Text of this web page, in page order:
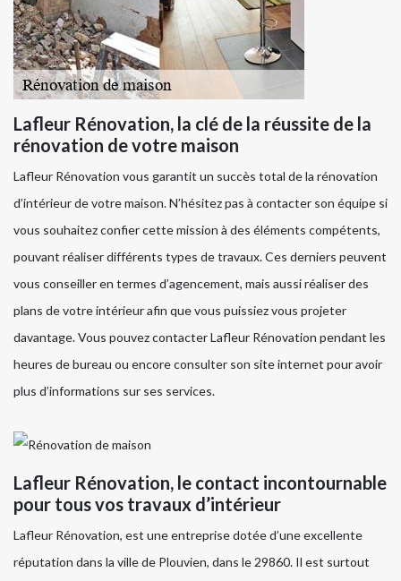
Lafleur Rénovation, la clé de la réussite de la
rénovation de votre maison
Lafleur Rénovation vous garantit un succès total de la rénovation
d’intérieur de votre maison. N’hésitez pas à contacter son équipe si
vous souhaitez confier cette mission à des éléments compétents,
pouvant réaliser différents types de travaux. Ces derniers peuvent
vous conseiller en termes d’agencement, mais aussi réaliser des
plans de votre intérieur afin que vous puissiez vous projeter
davantage. Vous pouvez contacter Lafleur Rénovation pendant les
heures de bureau ou encore consulter son site internet pour avoir
plus d’informations sur ses services.
Lafleur Rénovation, le contact incontournable
pour tous vos travaux d’intérieur
Lafleur Rénovation, est une entreprise dotée d’une excellente
réputation dans la ville de Plouvien, dans le 29860. Il est surtout